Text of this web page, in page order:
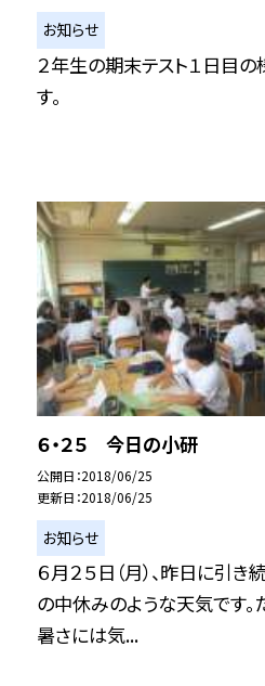
お知らせ
２年生の期末テスト１日目の
す。
６・２５ 今日の小研
公開日 2018/06/25
更新日 2018/06/25
お知らせ
６月２５日（月）、昨日に引き
の中休みのような天気です。
暑さには気...